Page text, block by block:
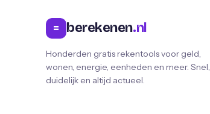
= berekenen.nl
Honderden gratis rekentools voor geld,
wonen, energie, eenheden en meer. Snel,
duidelijk en altijd actueel.